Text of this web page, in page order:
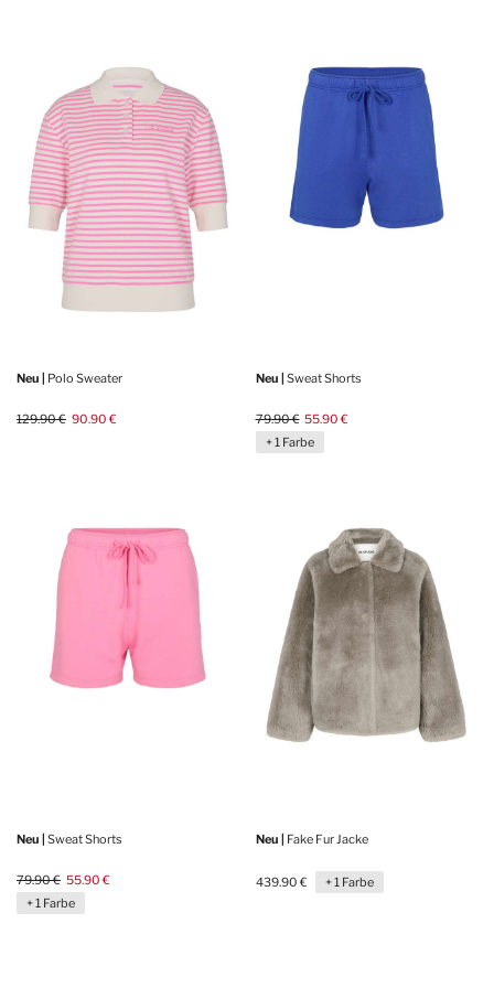
Neu | Polo Sweater
129.90 € 90.90 €
Neu | Sweat Shorts
79.90 € 55.90 €
+ 1 Farbe
Neu | Sweat Shorts
79.90 € 55.90 €
+ 1 Farbe
Neu | Fake Fur Jacke
439.90 € + 1 Farbe